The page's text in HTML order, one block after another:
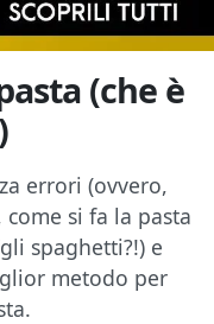
(che è
errori (ovvero,
come si fa la pasta
spaghetti?!) e
metodo per